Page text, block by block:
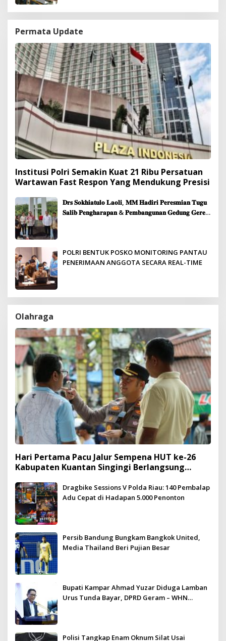
Permata Update
Institusi Polri Semakin Kuat 21 Ribu Persatuan
Wartawan Fast Respon Yang Mendukung Presisi
𝐃𝐫𝐬 𝐒𝐨𝐤𝐡𝐢𝐚𝐭𝐮𝐥𝐨 𝐋𝐚𝐨𝐥𝐢, 𝐌𝐌 𝐇𝐚𝐝𝐢𝐫𝐢 𝐏𝐞𝐫𝐞𝐬𝐦𝐢𝐚𝐧 𝐓𝐮𝐠𝐮
𝐒𝐚𝐥𝐢𝐛 𝐏𝐞𝐧𝐠𝐡𝐚𝐫𝐚𝐩𝐚𝐧 & 𝐏𝐞𝐦𝐛𝐚𝐧𝐠𝐮𝐧𝐚𝐧 𝐆𝐞𝐝𝐮𝐧𝐠 𝐆𝐞𝐫𝐞𝐣𝐚
POLRI BENTUK POSKO MONITORING PANTAU
PENERIMAAN ANGGOTA SECARA REAL-TIME
Olahraga
Hari Pertama Pacu Jalur Sempena HUT ke-26
Kabupaten Kuantan Singingi Berlangsung
Dragbike Sessions V Polda Riau: 140 Pembalap
Adu Cepat di Hadapan 5.000 Penonton
Persib Bandung Bungkam Bangkok United,
Media Thailand Beri Pujian Besar
Bupati Kampar Ahmad Yuzar Diduga Lamban
Urus Tunda Bayar, DPRD Geram – WHN
Polisi Tangkap Enam Oknum Silat Usai